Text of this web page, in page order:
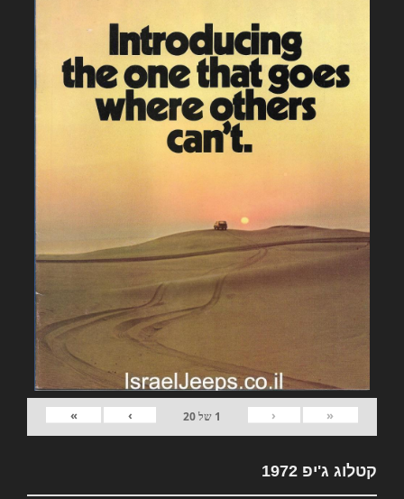
«
‹
1 של20
›
»
קטלוג ג'יפ 1972